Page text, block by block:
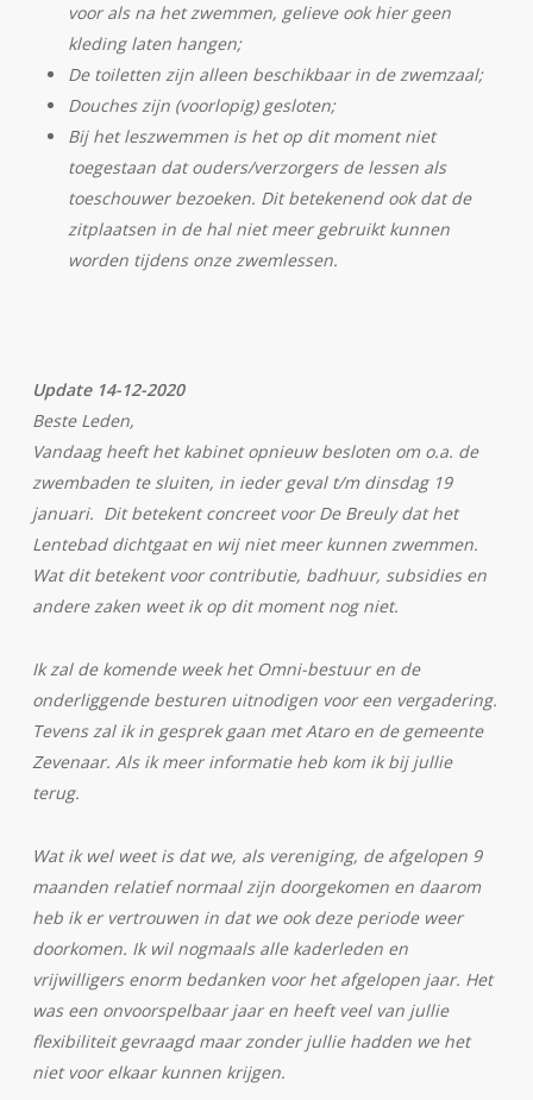
voor als na het zwemmen, gelieve ook hier geen
kleding laten hangen;
De toiletten zijn alleen beschikbaar in de zwemzaal;
Douches zijn (voorlopig) gesloten;
Bij het leszwemmen is het op dit moment niet
toegestaan dat ouders/verzorgers de lessen als
toeschouwer bezoeken. Dit betekenend ook dat de
zitplaatsen in de hal niet meer gebruikt kunnen
worden tijdens onze zwemlessen.
Update 14-12-2020
Beste Leden,
Vandaag heeft het kabinet opnieuw besloten om o.a. de
zwembaden te sluiten, in ieder geval t/m dinsdag 19
januari. Dit betekent concreet voor De Breuly dat het
Lentebad dichtgaat en wij niet meer kunnen zwemmen.
Wat dit betekent voor contributie, badhuur, subsidies en
andere zaken weet ik op dit moment nog niet.
Ik zal de komende week het Omni-bestuur en de
onderliggende besturen uitnodigen voor een vergadering.
Tevens zal ik in gesprek gaan met Ataro en de gemeente
Zevenaar. Als ik meer informatie heb kom ik bij jullie
terug.
Wat ik wel weet is dat we, als vereniging, de afgelopen 9
maanden relatief normaal zijn doorgekomen en daarom
heb ik er vertrouwen in dat we ook deze periode weer
doorkomen. Ik wil nogmaals alle kaderleden en
vrijwilligers enorm bedanken voor het afgelopen jaar. Het
was een onvoorspelbaar jaar en heeft veel van jullie
flexibiliteit gevraagd maar zonder jullie hadden we het
niet voor elkaar kunnen krijgen.